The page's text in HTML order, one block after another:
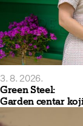
3. 8. 2026.
Green Steel:
Garden centar